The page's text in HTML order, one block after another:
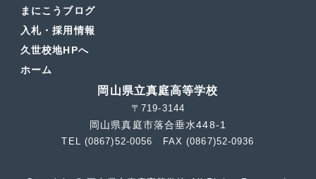
まにこうブログ
入札・採用情報
久世校地HPへ
ホーム
岡山県立真庭高等学校
〒719-3144
岡山県真庭市落合垂水448-1
TEL (0867)52-0056 FAX (0867)52-0936